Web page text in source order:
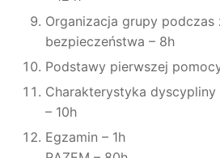
Organizacja grupy podczas
bezpieczeństwa – 8h
Podstawy pierwszej
Charakterystyka
– 10h
Egzamin – 1h